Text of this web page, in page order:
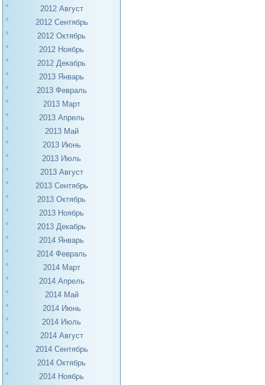
2012 Август
2012 Сентябрь
2012 Октябрь
2012 Ноябрь
2012 Декабрь
2013 Январь
2013 Февраль
2013 Март
2013 Апрель
2013 Май
2013 Июнь
2013 Июль
2013 Август
2013 Сентябрь
2013 Октябрь
2013 Ноябрь
2013 Декабрь
2014 Январь
2014 Февраль
2014 Март
2014 Апрель
2014 Май
2014 Июнь
2014 Июль
2014 Август
2014 Сентябрь
2014 Октябрь
2014 Ноябрь